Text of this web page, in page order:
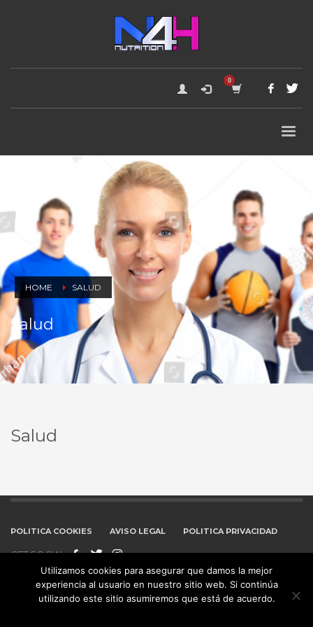
HOME SALUD
Salud
Salud
POLITICA COOKIES AVISO LEGAL POLITICA PRIVACIDAD
GET SOCIAL
© 2016 Todos los derechos reservados.
Utilizamos cookies para asegurar que damos la mejor
experiencia al usuario en nuestro sitio web. Si continúa
utilizando este sitio asumiremos que está de acuerdo.